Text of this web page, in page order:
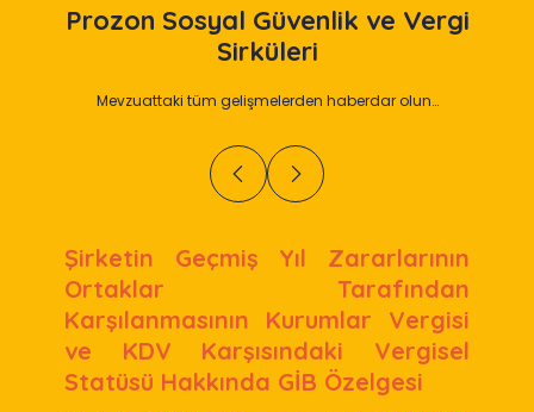
Prozon Sosyal Güvenlik ve Vergi
Sirküleri
Mevzuattaki tüm gelişmelerden haberdar olun…
Şirketin Geçmiş Yıl Zararlarının
Ortaklar Tarafından
Karşılanmasının Kurumlar Vergisi
ve KDV Karşısındaki Vergisel
Statüsü Hakkında GİB Özelgesi